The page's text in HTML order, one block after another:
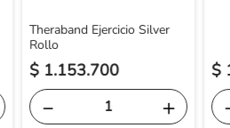
Theraband Ejercicio Silver
Rollo
$ 1.153.700
＋
－
$